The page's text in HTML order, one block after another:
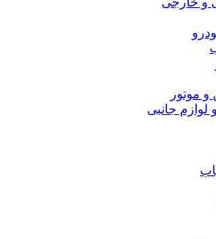
جانبی